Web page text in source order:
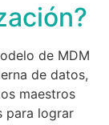
de MDM
de datos,
maestros
para lograr